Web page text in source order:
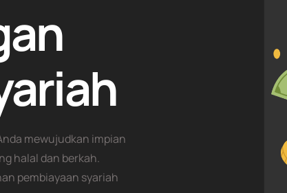
mewujudkan impian
halal dan berkah.
pembiayaan syariah